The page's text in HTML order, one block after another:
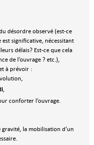
désordre observé (est-ce
significative, nécessitant
délais? Est-ce que cela
de l’ouvrage ? etc.),
à prévoir :
,
conforter l’ouvrage.
gravité, la mobilisation d’un